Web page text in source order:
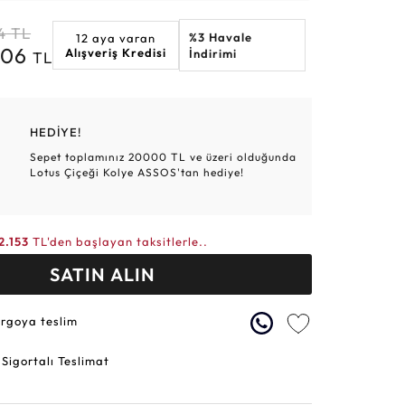
Elmas Bilezikler
Altın Tesbihler
Altın Hasır Setler
Violet Burç
TL
TL
12 aya varan
Alışveriş Kredisi
%3 Havale
İndirimi
HEDİYE!
Sepet toplamınız 20000 TL ve üzeri olduğunda
Lotus Çiçeği Kolye ASSOS'tan hediye!
TL'den başlayan taksitlerle..
SATIN ALIN
teslim
Teslimat